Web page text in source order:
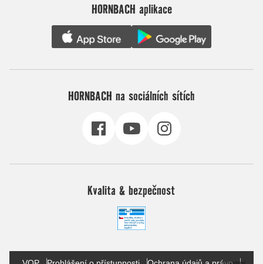
HORNBACH aplikace
HORNBACH na sociálních sítích
Kvalita & bezpečnost